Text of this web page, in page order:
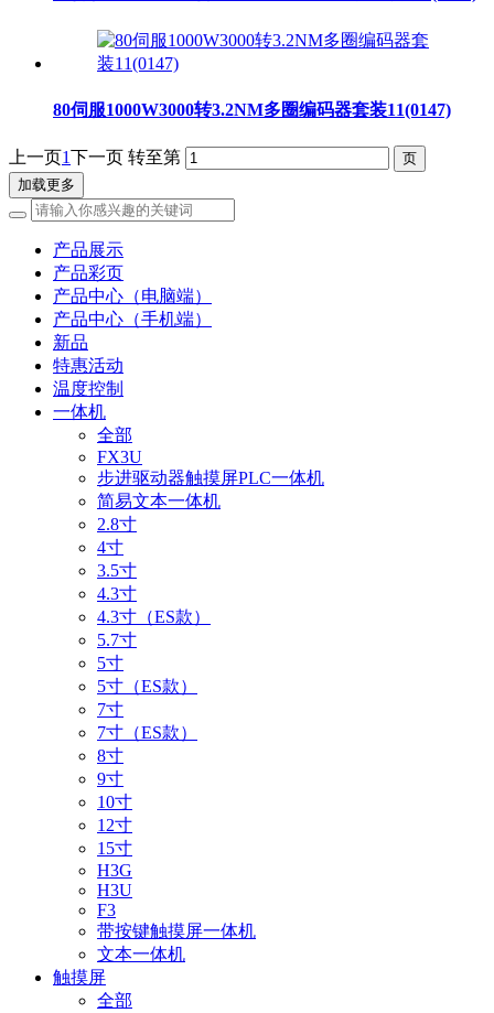
80伺服1000W3000转3.2NM多圈编码器套装11(0147)
上一页1下一页 转至第
加载更多
产品展示
产品彩页
产品中心（电脑端）
产品中心（手机端）
新品
特惠活动
温度控制
一体机
全部
FX3U
步进驱动器触摸屏PLC一体机
简易文本一体机
2.8寸
4寸
3.5寸
4.3寸
4.3寸（ES款）
5.7寸
5寸
5寸（ES款）
7寸
7寸（ES款）
8寸
9寸
10寸
12寸
15寸
H3G
H3U
F3
带按键触摸屏一体机
文本一体机
触摸屏
全部